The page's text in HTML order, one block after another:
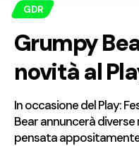
GDR
Grumpy
novità al
In occasione del Play:
Bear annuncerà
pensata